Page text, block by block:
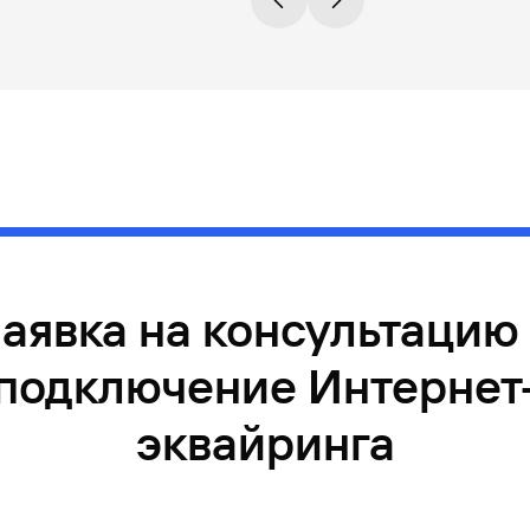
на консультацию
эквайринга